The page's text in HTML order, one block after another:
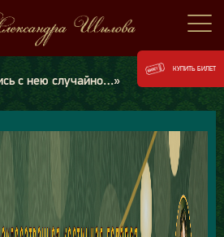
с нею случайно…»
КУПИТЬ БИЛЕТ